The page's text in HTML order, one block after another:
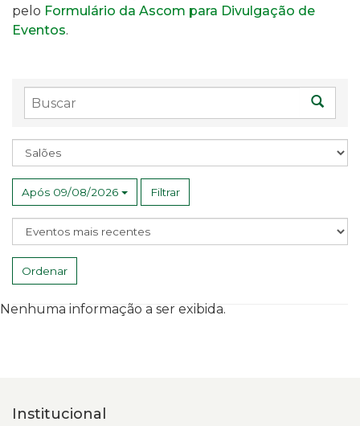
pelo Formulário da Ascom para Divulgação de
Eventos.
Buscar
Assunto
Após 09/08/2026 Filtrar
Ordenar
Nenhuma informação a ser exibida.
Institucional